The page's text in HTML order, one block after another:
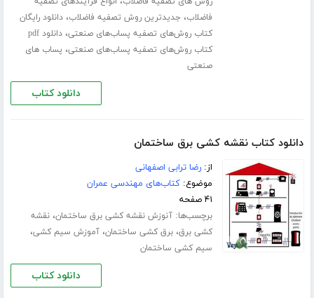
فاضلاب، جدیدترین روش تصفیه فاضلاب،دانلود رایگان
کتاب روش‌های تصفیه پساب‌های صنعتی،
دانلود pdf
کتاب روش‌های تصفیه پساب‌های صنعتی، پساب های
صنعتی
دانلود کتاب
دانلود کتاب نقشه کشی برق ساختمان
از:رضا ترابی اصفهانی
موضوع:کتاب‌های مهندسی عمران
۴۱ صفحه
برچسب‌ها:آنوزش نقشه کشی برق ساختمان،نقشه
کشی برق،برق کشی ساختمان،آموزش سیم کشی،
سیم کشی ساختمان
دانلود کتاب